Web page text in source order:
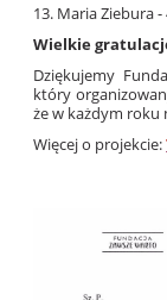
13. Maria Ziebura -
Wielkie
Dziękujemy
który
że w każdym roku
Więcej o projekcie: